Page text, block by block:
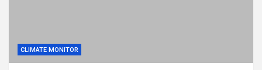
CLIMATE MONITOR